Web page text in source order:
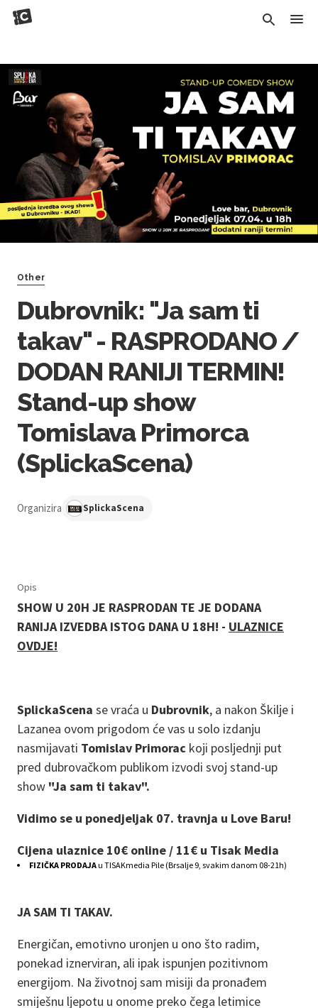
Other
Dubrovnik: "Ja sam ti
takav" - RASPRODANO /
DODAN RANIJI TERMIN!
Stand-up show
Tomislava Primorca
(SplickaScena)
Organizira SplickaScena
Opis
SHOW U 20H JE RASPRODAN TE JE DODANA
RANIJA IZVEDBA ISTOG DANA U 18H! - ULAZNICE
OVDJE!
SplickaScena se vraća u Dubrovnik, a nakon Škilje i
Lazanea ovom prigodom će vas u solo izdanju
nasmijavati Tomislav Primorac koji posljednji put
pred dubrovačkom publikom izvodi svoj stand-up
show "Ja sam ti takav".
Vidimo se u ponedjeljak 07. travnja u Love Baru!
Cijena ulaznice 10€ online / 11€ u Tisak Media
FIZIČKA PRODAJAu TISAKmedia Pile (Brsalje 9, svakim danom 08-21h)
JA SAM TI TAKAV.
Energičan, emotivno uronjen u ono što radim,
ponekad iznerviran, ali ipak ispunjen pozitivnom
energijom. Na životnoj sam misiji da pronađem
smiješnu ljepotu u onome preko čega letimice